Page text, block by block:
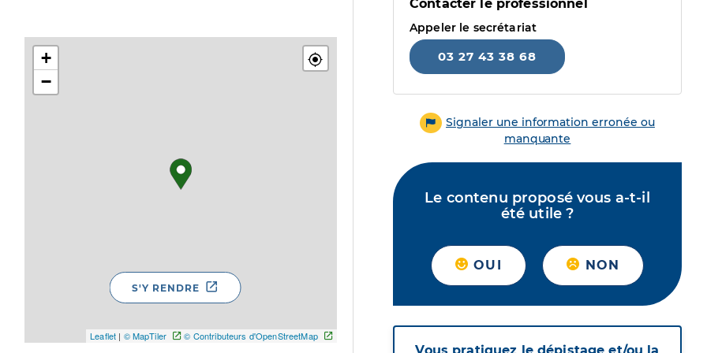
+
−
Leaflet | © MapTiler © Contributeurs d'OpenStreetMap
S'Y RENDRE
Contacter le professionnel
Appeler le secrétariat
03 27 43 38 68
Signaler une information erronée ou
manquante
Le contenu proposé vous a-t-il
été utile ?
OUI NON